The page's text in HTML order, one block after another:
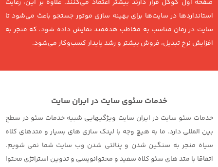
صفحه اول گوگل قرار دارند بیشتر اعتماد می‌کنند. علاوه بر این، رعایت
استانداردها در سایت‌ها برای بهینه سازی موتور جستجو باعث می‌شود تا
سایت در زمان مناسب به مخاطب هدفمند نمایش داده شود، که منجر به
افزایش نرخ تبدیل، فروش بیشتر و رشد پایدار کسب‌وکار می‌شود.
خدمات سئوی سایت در ایران سایت
خدمات سئو سایت در ایران سایت ویژگیهایی شبیه خدمات سئو در سطح
بین المللی دارد. ما به هیچ وجه با لینک سازی های بسیار و متدهای کلاه
سیاه منجر به سنگین شدن و پنالتی شدن وب سایت شما نمی شویم.
اتفاقا با متد های سئو کلاه سفید و محتوانویسی و تدوین استراتژی محتوا